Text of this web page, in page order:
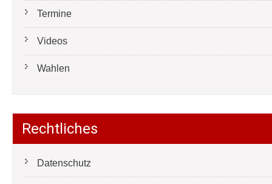
Termine
Videos
Wahlen
Rechtliches
Datenschutz